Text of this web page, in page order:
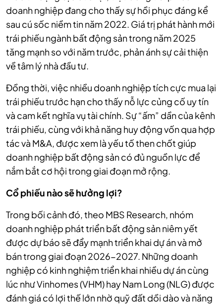
doanh nghiệp đang cho thấy sự hồi phục đáng kể
sau cú sốc niềm tin năm 2022. Giá trị phát hành mới
trái phiếu ngành bất động sản trong năm 2025
tăng mạnh so với năm trước, phản ánh sự cải thiện
về tâm lý nhà đầu tư.
Đồng thời, việc nhiều doanh nghiệp tích cực mua lại
trái phiếu trước hạn cho thấy nỗ lực củng cố uy tín
và cam kết nghĩa vụ tài chính. Sự “ấm” dần của kênh
trái phiếu, cùng với khả năng huy động vốn qua hợp
tác và M&A, được xem là yếu tố then chốt giúp
doanh nghiệp bất động sản có đủ nguồn lực để
nắm bắt cơ hội trong giai đoạn mở rộng.
Cổ phiếu nào sẽ hưởng lợi?
Trong bối cảnh đó, theo MBS Research, nhóm
doanh nghiệp phát triển bất động sản niêm yết
được dự báo sẽ đẩy mạnh triển khai dự án và mở
bán trong giai đoạn 2026-2027. Những doanh
nghiệp có kinh nghiệm triển khai nhiều dự án cùng
lúc như Vinhomes (VHM) hay Nam Long (NLG) được
đánh giá có lợi thế lớn nhờ quỹ đất dồi dào và năng